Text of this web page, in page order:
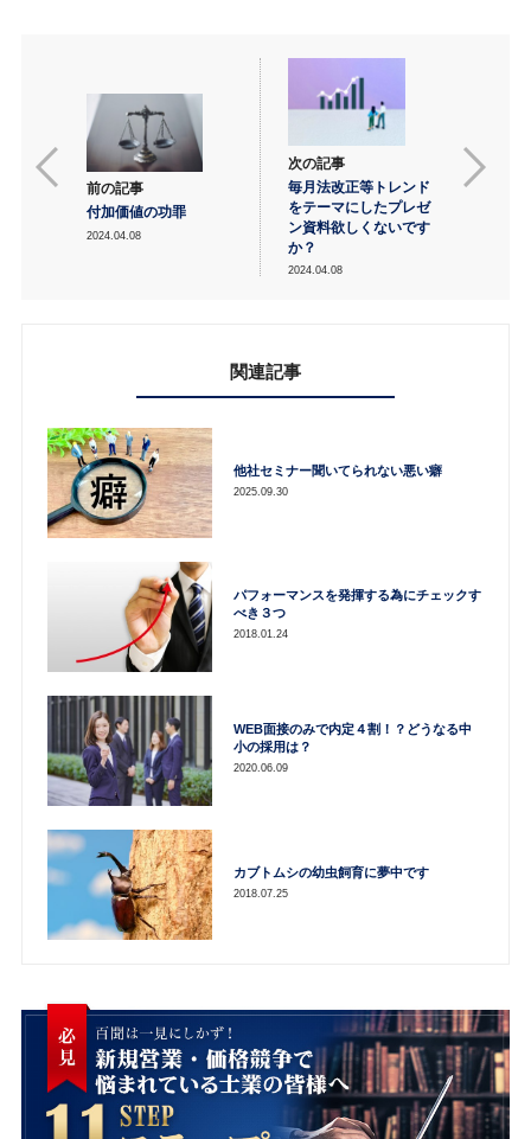
前の記事
付加価値の功罪
2024.04.08
次の記事
毎月法改正等トレンド
をテーマにしたプレゼ
ン資料欲しくないです
か？
2024.04.08
関連記事
他社セミナー聞いてられない悪い癖
2025.09.30
パフォーマンスを発揮する為にチェックす
べき３つ
2018.01.24
WEB面接のみで内定４割！？どうなる中
小の採用は？
2020.06.09
カブトムシの幼虫飼育に夢中です
2018.07.25